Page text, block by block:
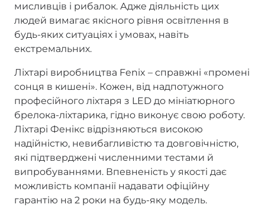
мисливців і рибалок. Адже діяльність цих
людей вимагає якісного рівня освітлення в
будь-яких ситуаціях і умовах, навіть
екстремальних.
Ліхтарі виробництва Fenix – справжні «промені
сонця в кишені». Кожен, від надпотужного
професійного ліхтаря з LED до мініатюрного
брелока-ліхтарика, гідно виконує свою роботу.
Ліхтарі Фенікс відрізняються високою
надійністю, невибагливістю та довговічністю,
які підтверджені численними тестами й
випробуваннями. Впевненість у якості дає
можливість компанії надавати офіційну
гарантію на 2 роки на будь-яку модель.